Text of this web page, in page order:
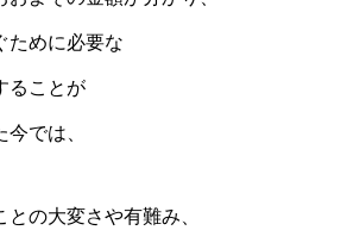
ために必要な
ることが
では、
の大変さや有難み、